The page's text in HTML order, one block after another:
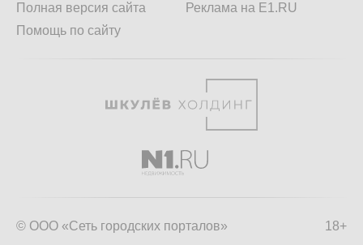
Полная версия сайта
Помощь по сайту
Реклама на E1.RU
18+
© ООО «Сеть городских порталов»